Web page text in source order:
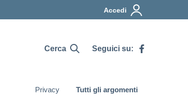
Accedi
Cerca Seguici su:
Privacy Tutti gli argomenti